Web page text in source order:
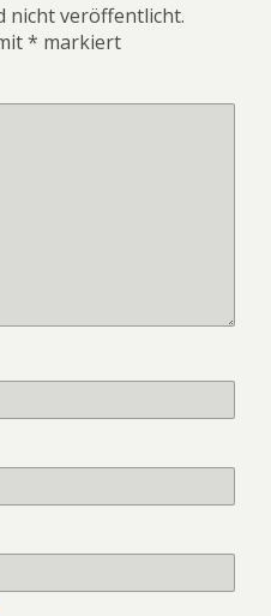
nicht veröffentlicht.
* markiert